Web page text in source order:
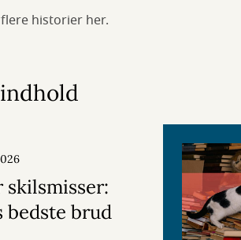
historier her.
brud